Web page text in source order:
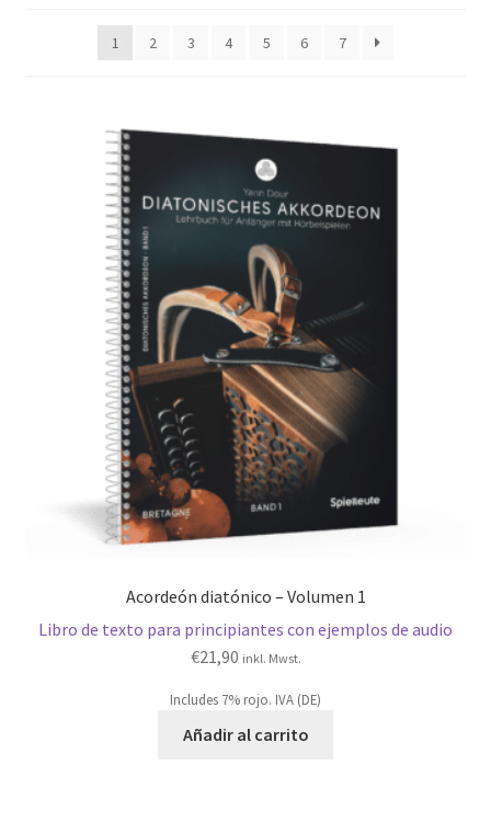
1
2 3 4 5 6 7
Acordeón diatónico – Volumen 1
Libro de texto para principiantes con ejemplos de audio
€21,90 inkl. Mwst.
Includes 7% rojo. IVA (DE)
Añadir al carrito